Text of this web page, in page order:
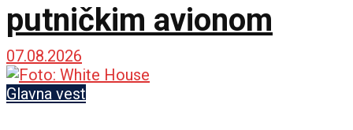
putničkim avionom
07.08.2026
Glavna vest